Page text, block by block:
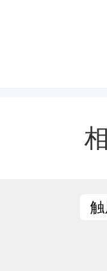
清理等